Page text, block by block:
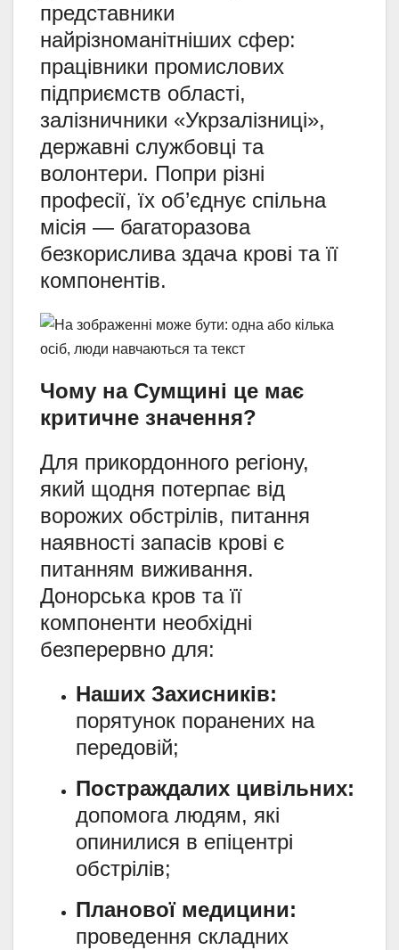
представники
найрізноманітніших сфер:
працівники промислових
підприємств області,
залізничники «Укрзалізниці»,
державні службовці та
волонтери. Попри різні
професії, їх об’єднує спільна
місія — багаторазова
безкорислива здача крові та її
компонентів.
Чому на Сумщині це має
критичне значення?
Для прикордонного регіону,
який щодня потерпає від
ворожих обстрілів, питання
наявності запасів крові є
питанням виживання.
Донорська кров та її
компоненти необхідні
безперервно для:
Наших Захисників:
порятунок поранених на
передовій;
Постраждалих цивільних:
допомога людям, які
опинилися в епіцентрі
обстрілів;
Планової медицини:
проведення складних